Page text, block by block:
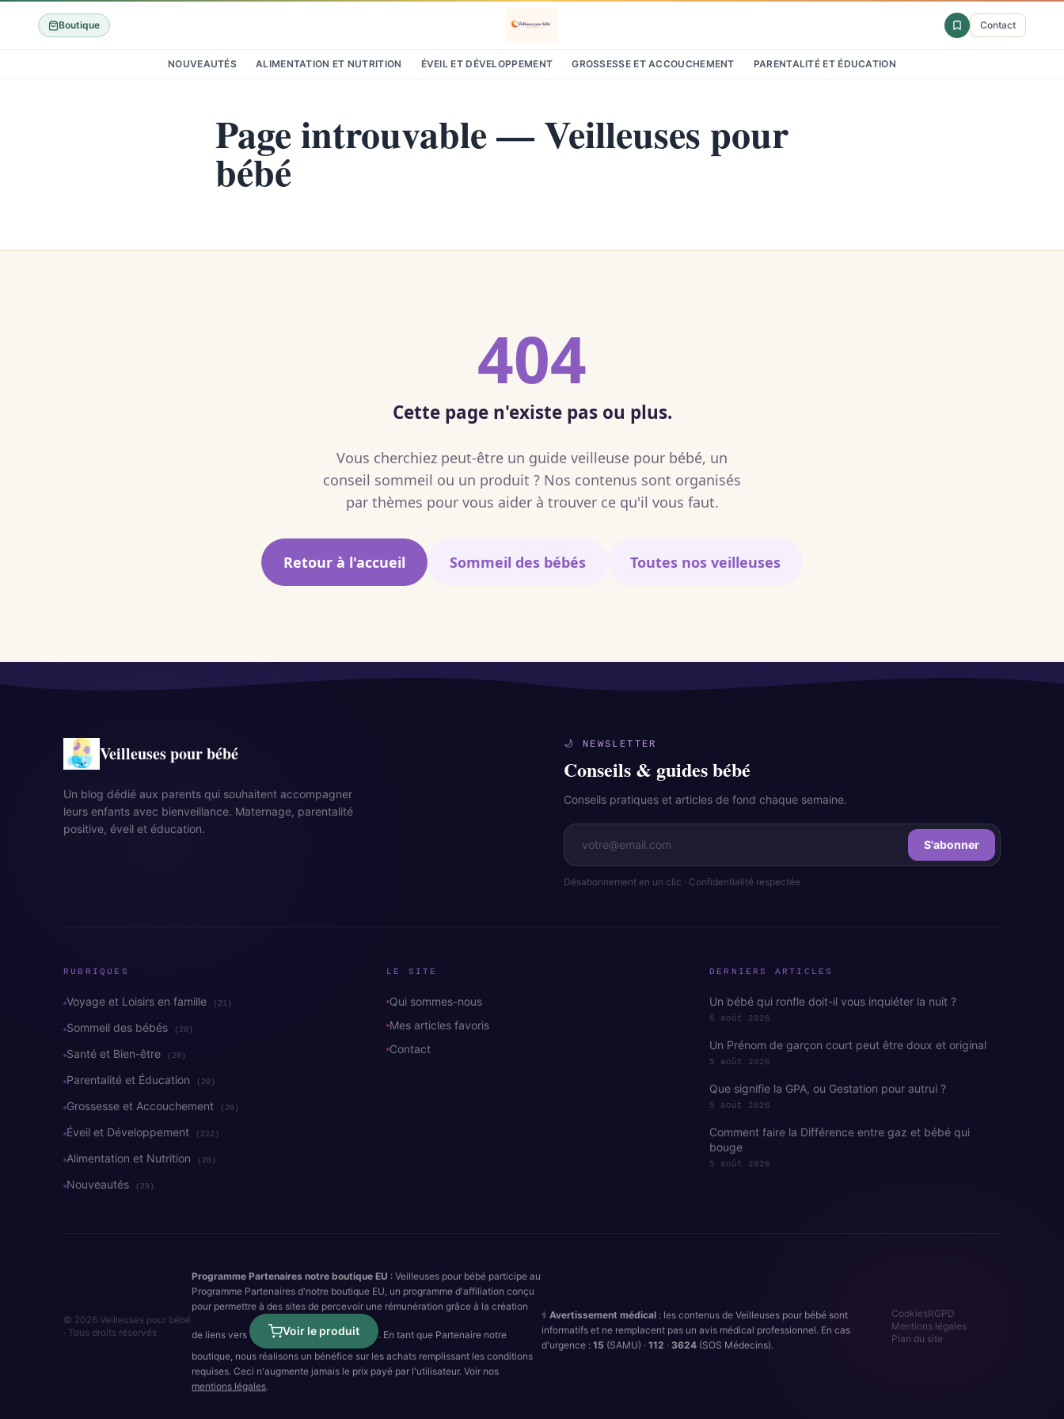
Boutique Contact
NOUVEAUTÉS ALIMENTATION ET NUTRITION ÉVEIL ET DÉVELOPPEMENT GROSSESSE ET ACCOUCHEMENT PARENTALITÉ ET ÉDUCATION
Page introuvable — Veilleuses pour
bébé
404
Cette page n'existe pas ou plus.
Vous cherchiez peut-être un guide veilleuse pour bébé, un
conseil sommeil ou un produit ? Nos contenus sont organisés
par thèmes pour vous aider à trouver ce qu'il vous faut.
Retour à l'accueil Sommeil des bébés Toutes nos veilleuses
Veilleuses pour bébé
Un blog dédié aux parents qui souhaitent accompagner
leurs enfants avec bienveillance. Maternage, parentalité
positive, éveil et éducation.
🌙 NEWSLETTER
Conseils & guides bébé
Conseils pratiques et articles de fond chaque semaine.
S'abonner
Désabonnement en un clic · Confidentialité respectée
RUBRIQUES
Voyage et Loisirs en famille (21)
Sommeil des bébés (20)
Santé et Bien-être (20)
Parentalité et Éducation (20)
Grossesse et Accouchement (20)
Éveil et Développement (222)
Alimentation et Nutrition (20)
Nouveautés (29)
LE SITE
Qui sommes-nous
Mes articles favoris
Contact
DERNIERS ARTICLES
Un bébé qui ronfle doit-il vous inquiéter la nuit ?
6 août 2026
Un Prénom de garçon court peut être doux et original
5 août 2026
Que signifie la GPA, ou Gestation pour autrui ?
5 août 2026
Comment faire la Différence entre gaz et bébé qui
bouge
5 août 2026
© 2026 Veilleuses pour bébé
· Tous droits réservés
Programme Partenaires notre boutique EU : Veilleuses pour bébé participe au
Programme Partenaires d'notre boutique EU, un programme d'affiliation conçu
pour permettre à des sites de percevoir une rémunération grâce à la création
de liens vers Voir le produit
. En tant que Partenaire notre
boutique, nous réalisons un bénéfice sur les achats remplissant les conditions
requises. Ceci n'augmente jamais le prix payé par l'utilisateur. Voir nos
mentions légales.
⚕️Avertissement médical : les contenus de Veilleuses pour bébé sont
informatifs et ne remplacent pas un avis médical professionnel. En cas
d'urgence :15 (SAMU) ·112 · 3624 (SOS Médecins).
CookiesRGPD
Mentions légales
Plan du site